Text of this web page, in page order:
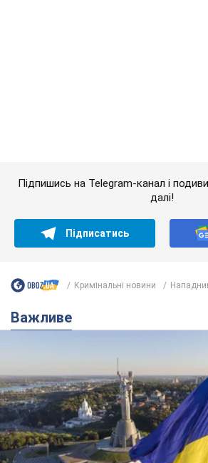
Якою була оригінальна версія
чому її боялася Російська
Державним символом є тільки перший
6 часов назад 29,3 т.
Олександру Пономарьову –
відомо про трьох дітей секс-